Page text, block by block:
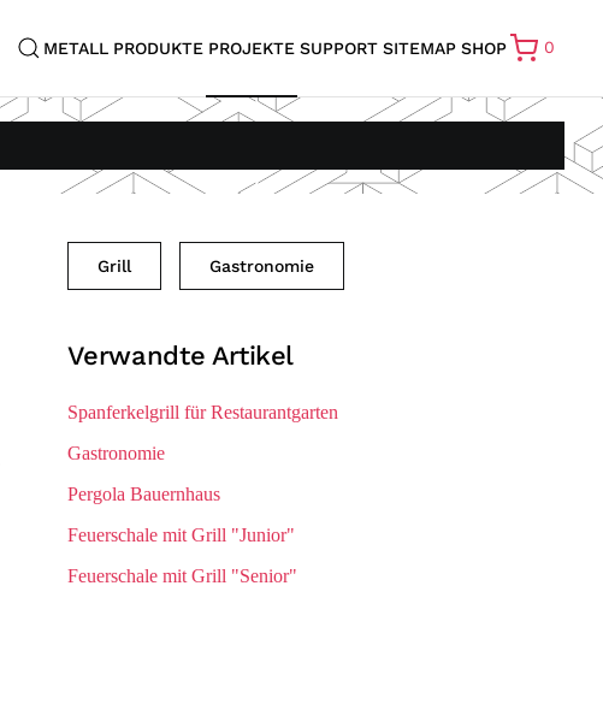
METALL PRODUKTE PROJEKTE SUPPORT SITEMAP SHOP 0
Grill Gastronomie
Verwandte Artikel
Spanferkelgrill für Restaurantgarten
Gastronomie
Pergola Bauernhaus
Feuerschale mit Grill "Junior"
Feuerschale mit Grill "Senior"